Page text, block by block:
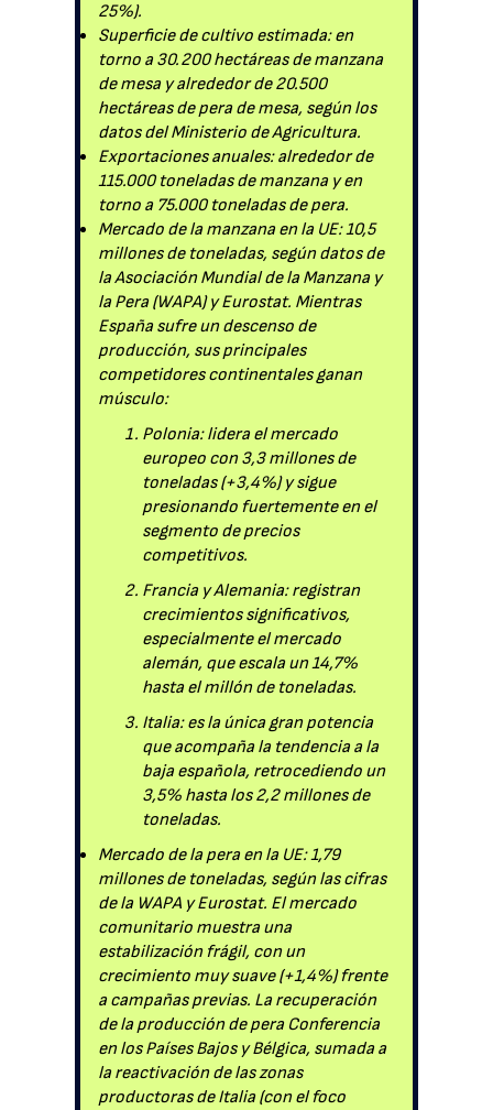
25%).
Superficie de cultivo estimada: en
torno a 30.200 hectáreas de manzana
de mesa y alrededor de 20.500
hectáreas de pera de mesa, según los
datos del Ministerio de Agricultura.
Exportaciones anuales: alrededor de
115.000 toneladas de manzana y en
torno a 75.000 toneladas de pera.
Mercado de la manzana en la UE: 10,5
millones de toneladas, según datos de
la Asociación Mundial de la Manzana y
la Pera (WAPA) y Eurostat. Mientras
España sufre un descenso de
producción, sus principales
competidores continentales ganan
músculo:
Polonia: lidera el mercado
europeo con 3,3 millones de
toneladas (+3,4%) y sigue
presionando fuertemente en el
segmento de precios
competitivos.
Francia y Alemania: registran
crecimientos significativos,
especialmente el mercado
alemán, que escala un 14,7%
hasta el millón de toneladas.
Italia: es la única gran potencia
que acompaña la tendencia a la
baja española, retrocediendo un
3,5% hasta los 2,2 millones de
toneladas.
Mercado de la pera en la UE: 1,79
millones de toneladas, según las cifras
de la WAPA y Eurostat. El mercado
comunitario muestra una
estabilización frágil, con un
crecimiento muy suave (+1,4%) frente
a campañas previas. La recuperación
de la producción de pera Conferencia
en los Países Bajos y Bélgica, sumada a
la reactivación de las zonas
productoras de Italia (con el foco